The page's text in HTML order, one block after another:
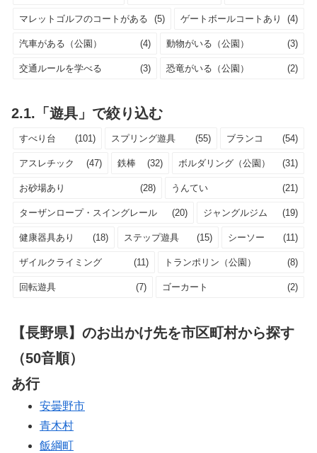
マレットゴルフのコートがある (5) ゲートボールコートあり (4)
汽車がある（公園） (4) 動物がいる（公園） (3)
交通ルールを学べる (3) 恐竜がいる（公園） (2)
2.1.「遊具」で絞り込む
すべり台 (101) スプリング遊具 (55) ブランコ (54)
アスレチック (47) 鉄棒 (32) ボルダリング（公園） (31)
お砂場あり (28) うんてい (21)
ターザンロープ・スイングレール (20) ジャングルジム (19)
健康器具あり (18) ステップ遊具 (15) シーソー (11)
ザイルクライミング (11) トランポリン（公園） (8)
回転遊具 (7) ゴーカート (2)
【長野県】のお出かけ先を市区町村から探す
（50音順）
あ行
安曇野市
青木村
飯綱町